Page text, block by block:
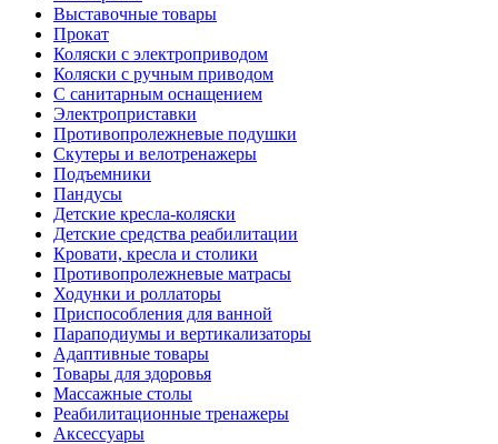
Выставочные товары
Прокат
Коляски с электроприводом
Коляски с ручным приводом
С санитарным оснащением
Электроприставки
Противопролежневые подушки
Скутеры и велотренажеры
Подъемники
Пандусы
Детские кресла-коляски
Детские средства реабилитации
Кровати, кресла и столики
Противопролежневые матрасы
Ходунки и роллаторы
Приспособления для ванной
Параподиумы и вертикализаторы
Адаптивные товары
Товары для здоровья
Массажные столы
Реабилитационные тренажеры
Аксессуары